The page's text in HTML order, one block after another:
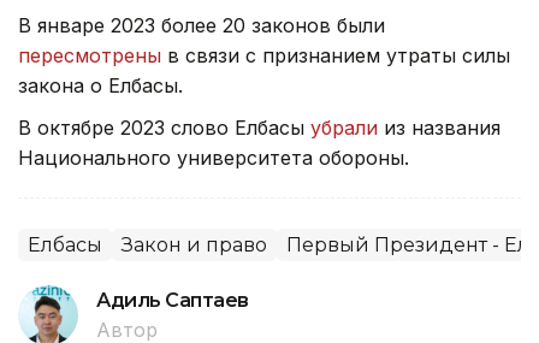
В январе 2023 более 20 законов были
пересмотрены в связи с признанием утраты силы
закона о Елбасы.
В октябре 2023 слово Елбасы убрали из названия
Национального университета обороны.
Елбасы Закон и право Первый Президент -
Адиль Саптаев
Автор